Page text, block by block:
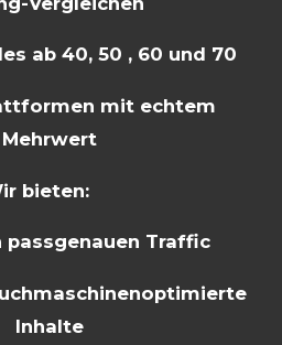
ab 40, 50 , 60 und 70
mit echtem
Mehrwert
bieten:
Traffic
Inhalte